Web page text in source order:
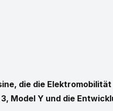
die die
Model Y und die